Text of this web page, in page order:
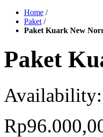
Home /
Paket /
Paket Kuark New
Paket
Availability: